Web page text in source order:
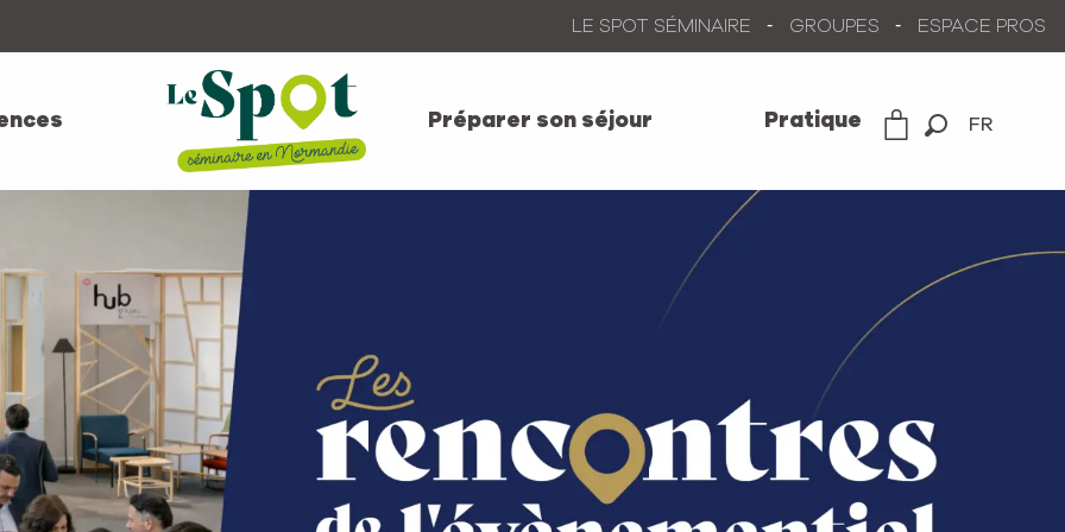
FR
LE SPOT SÉMINAIRE GROUPES ESPACE PROS
Préparer son séjour Pratique